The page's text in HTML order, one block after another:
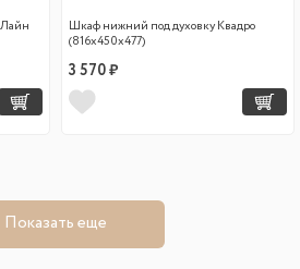
Шкаф нижний под духовку Квадро
(816х450х477)
3 570 ₽
Показать еще